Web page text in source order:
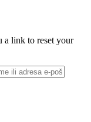
a link to reset your